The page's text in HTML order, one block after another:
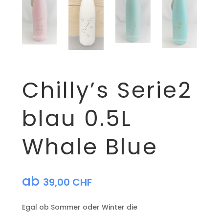
Chilly’s Serie2
blau 0.5L
Whale Blue
ab 39,00 CHF
Egal ob Sommer oder Winter die